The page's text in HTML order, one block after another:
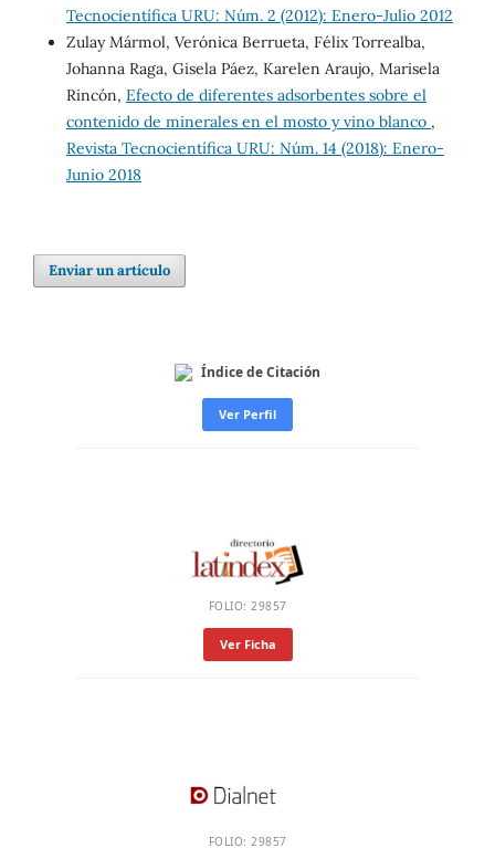
Tecnocientífica URU: Núm. 2 (2012): Enero-Julio 2012
Zulay Mármol, Verónica Berrueta, Félix Torrealba,
Johanna Raga, Gisela Páez, Karelen Araujo, Marisela
Rincón, Efecto de diferentes adsorbentes sobre el
contenido de minerales en el mosto y vino blanco ,
Revista Tecnocientífica URU: Núm. 14 (2018): Enero-
Junio 2018
Enviar un artículo
Índice de Citación
Ver Perfil
FOLIO: 29857
Ver Ficha
FOLIO: 29857